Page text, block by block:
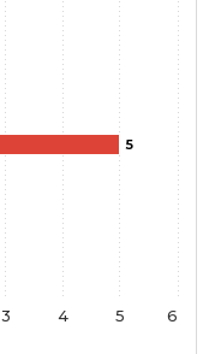
5
3 4 5 6